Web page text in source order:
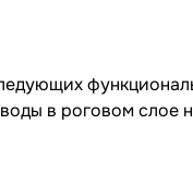
в роговом слое